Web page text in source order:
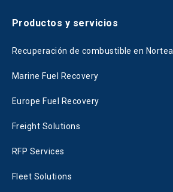
Productos y servicios
Recuperación de combustible en
Marine Fuel Recovery
Europe Fuel Recovery
Freight Solutions
RFP Services
Fleet Solutions